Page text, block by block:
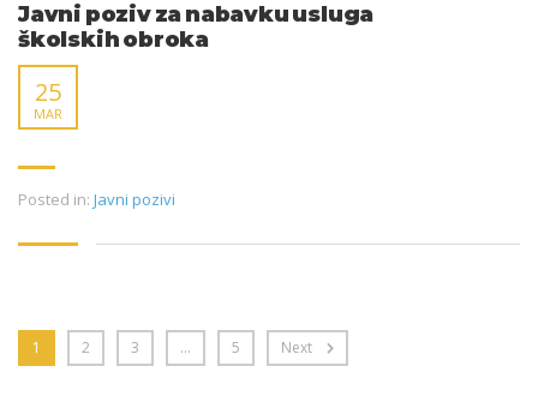
Javni poziv za nabavku usluga
školskih obroka
25
MAR
Posted in: Javni pozivi
1 2 3 … 5 Next